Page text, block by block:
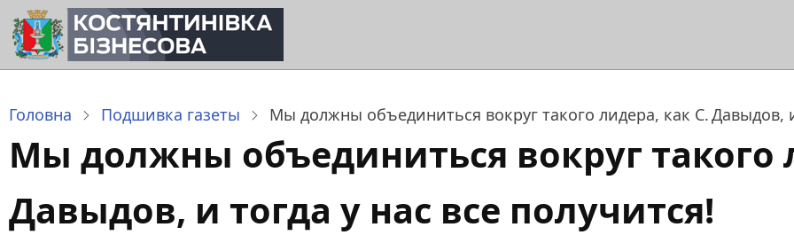
Перейти
до
основного
Головна Подшивка газеты Мы должны объединиться вокруг такого лидера, как С. Давыдов,
Мы должны объединиться вокруг такого
Давыдов, и тогда у нас все получится!